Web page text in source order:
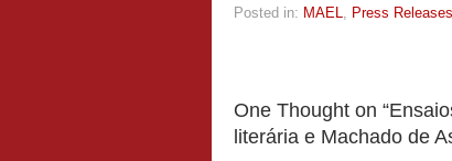
Posted in: MAEL Press Releases
One Thought on “
literária e Machado de